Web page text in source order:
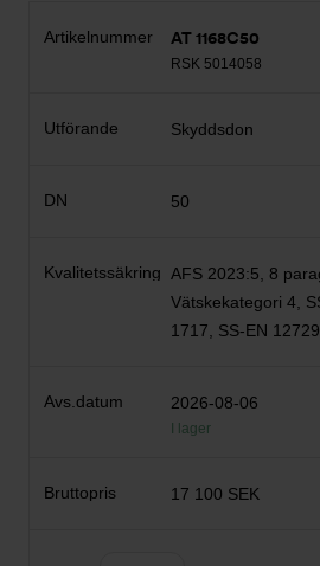
AT 1168C50
RSK 5014058
Skyddsdon
50
AFS 2023:5, 8
Vätskekategori 4,
1717, SS-EN 12729
2026-08-06
I lager
17 100 SEK